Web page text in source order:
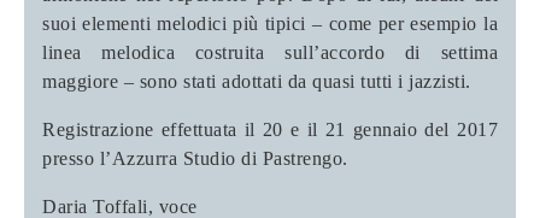
suoi elementi melodici più tipici – come per esempio la
linea melodica costruita sull’accordo di settima
maggiore – sono stati adottati da quasi tutti i jazzisti.
Registrazione effettuata il 20 e il 21 gennaio del 2017
presso l’Azzurra Studio di Pastrengo.
Daria Toffali, voce